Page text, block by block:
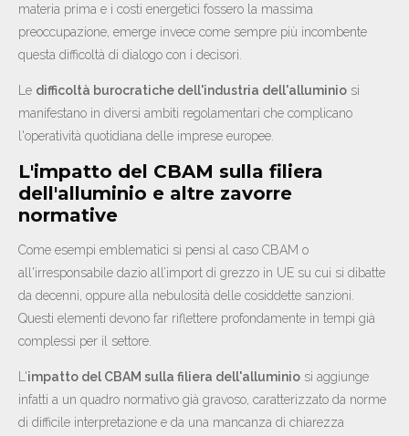
materia prima e i costi energetici fossero la massima
preoccupazione, emerge invece come sempre più incombente
questa difficoltà di dialogo con i decisori.
Le difficoltà burocratiche dell'industria dell'alluminio si
manifestano in diversi ambiti regolamentari che complicano
l'operatività quotidiana delle imprese europee.
L'impatto del CBAM sulla filiera
dell'alluminio e altre zavorre
normative
Come esempi emblematici si pensi al caso CBAM o
all'irresponsabile dazio all’import di grezzo in UE su cui si dibatte
da decenni, oppure alla nebulosità delle cosiddette sanzioni.
Questi elementi devono far riflettere profondamente in tempi già
complessi per il settore.
L'impatto del CBAM sulla filiera dell'alluminio si aggiunge
infatti a un quadro normativo già gravoso, caratterizzato da norme
di difficile interpretazione e da una mancanza di chiarezza